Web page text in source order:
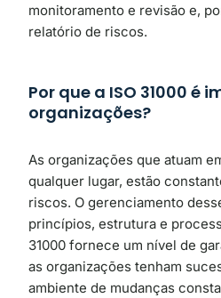
monitoramento e revisão e,
relatório de riscos.
Por que a ISO 31000 é
organizações?
As organizações que atuam
qualquer lugar, estão
riscos. O gerenciamento
princípios, estrutura e
31000 fornece um nível de
as organizações tenham
ambiente de mudanças